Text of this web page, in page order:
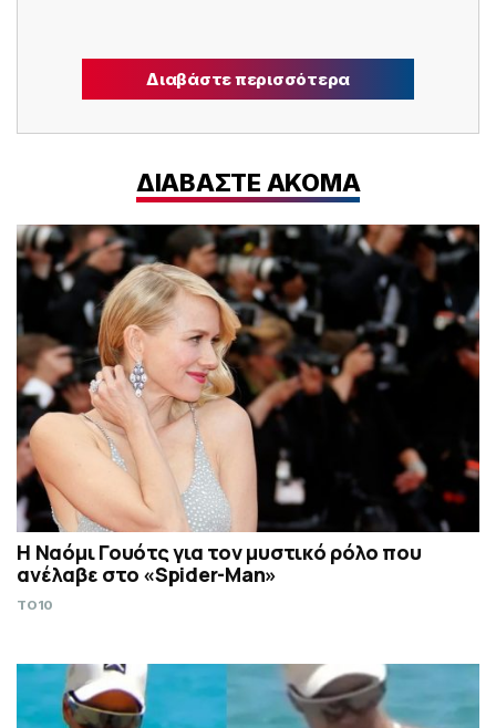
Διαβάστε περισσότερα
ΔΙΑΒΑΣΤΕ ΑΚΟΜΑ
Η Ναόμι Γουότς για τον μυστικό ρόλο που
ανέλαβε στο «Spider-Man»
TO10